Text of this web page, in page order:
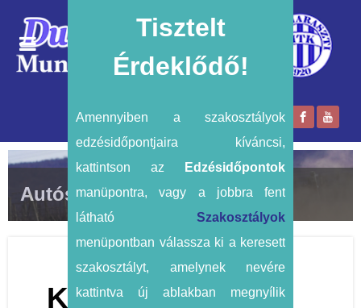
Autósport
Küldöttgyűlési
Tisztelt
Érdeklődő!
Amennyiben a szakosztályok
edzésidőpontjaira kíváncsi,
kattintson az
Edzésidőpontok
manüpontra, vagy a jobbra fent
látható Szakosztályok
menüpontban válassza ki a keresett
szakosztályt, amelynek nevére
kattintva új ablakban megnyílik